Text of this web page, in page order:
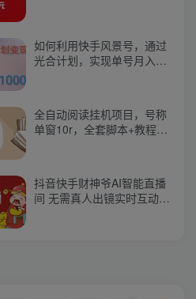
如何利用快手风景号，通过
光合计划，实现单号月入
全自动阅读挂机项目，号称
单窗10r，全套脚本+教程，
抖音快手财神爷AI智能直播
间 无需真人出镜实时互动